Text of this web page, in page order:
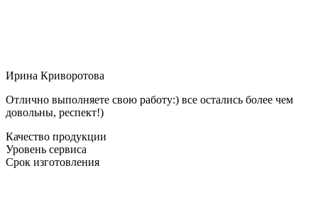
Ирина Криворотова
Отлично выполняете свою работу:) все остались более чем
довольны, респект!)
Качество продукции
Уровень сервиса
Срок изготовления